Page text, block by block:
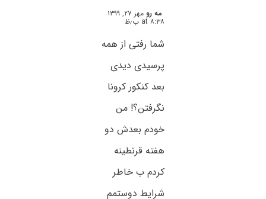
مه رو مهر ۲۷, ۱۳۹۹
at ۸:۳۸ ب٫ظ
شما رفتی از همه
پرسیدی دیدی
بعد کنکور کرونا
نگرفتن؟! من
خودم بعدش دو
هفته قرنطینه
کردم ب خاطر
شرایط دوستمم